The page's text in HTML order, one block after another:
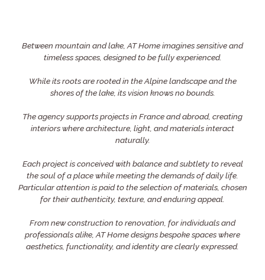
Between mountain and lake, AT Home imagines sensitive and
timeless spaces, designed to be fully experienced.
While its roots are rooted in the Alpine landscape and the
shores of the lake, its vision knows no bounds.
The agency supports projects in France and abroad, creating
interiors where architecture, light, and materials interact
naturally.
Each project is conceived with balance and subtlety to reveal
the soul of a place while meeting the demands of daily life.
Particular attention is paid to the selection of materials, chosen
for their authenticity, texture, and enduring appeal.
From new construction to renovation, for individuals and
professionals alike, AT Home designs bespoke spaces where
aesthetics, functionality, and identity are clearly expressed.